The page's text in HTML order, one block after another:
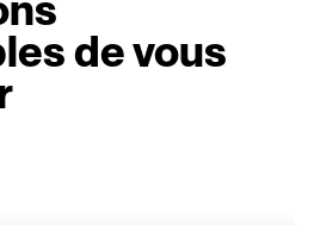
de vous